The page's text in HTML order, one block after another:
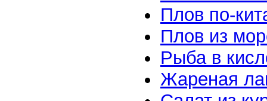
Плов по-
Плов из
Рыба в
Жареная